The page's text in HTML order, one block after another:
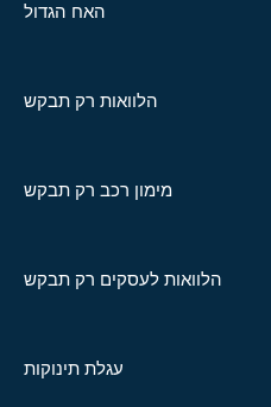
האח הגדול
הלוואות רק תבקש
מימון רכב רק תבקש
הלוואות לעסקים רק תבקש
עגלת תינוקות